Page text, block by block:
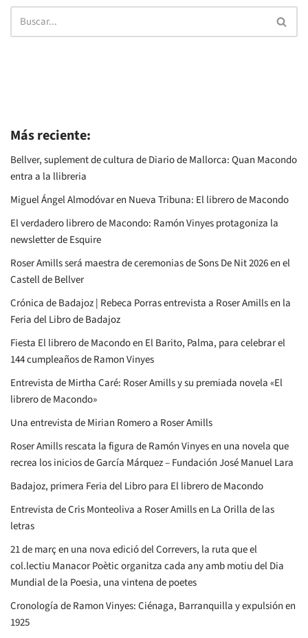
Más reciente:
Bellver, suplement de cultura de Diario de Mallorca: Quan Macondo
entra a la llibreria
Miguel Ángel Almodóvar en Nueva Tribuna: El librero de Macondo
El verdadero librero de Macondo: Ramón Vinyes protagoniza la
newsletter de Esquire
Roser Amills será maestra de ceremonias de Sons De Nit 2026 en el
Castell de Bellver
Crónica de Badajoz | Rebeca Porras entrevista a Roser Amills en la
Feria del Libro de Badajoz
Fiesta El librero de Macondo en El Barito, Palma, para celebrar el
144 cumpleaños de Ramon Vinyes
Entrevista de Mirtha Caré: Roser Amills y su premiada novela «El
librero de Macondo»
Una entrevista de Mirian Romero a Roser Amills
Roser Amills rescata la figura de Ramón Vinyes en una novela que
recrea los inicios de García Márquez – Fundación José Manuel Lara
Badajoz, primera Feria del Libro para El librero de Macondo
Entrevista de Cris Monteoliva a Roser Amills en La Orilla de las
letras
21 de març en una nova edició del Correvers, la ruta que el
col.lectiu Manacor Poètic organitza cada any amb motiu del Dia
Mundial de la Poesia, una vintena de poetes
Cronología de Ramon Vinyes: Ciénaga, Barranquilla y expulsión en
1925